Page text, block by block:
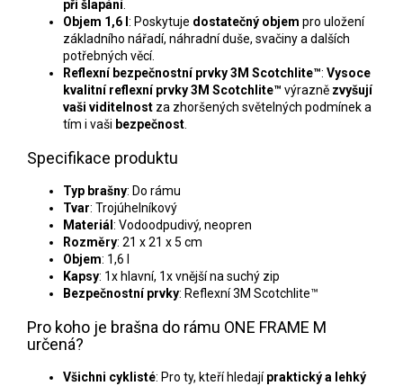
při šlapání.
Objem 1,6 l : Poskytuje dostatečný objem pro uložení
základního nářadí, náhradní duše, svačiny a dalších
potřebných věcí.
Reflexní bezpečnostní prvky 3M Scotchlite™: Vysoce
kvalitní reflexní prvky 3M Scotchlite™ výrazně zvyšují
vaši viditelnost za zhoršených světelných podmínek a
tím i vaši bezpečnost
Specifikace produktu
Typ brašny: Do rámu
Tvar: Trojúhelníkový
Materiál : Vodoodpudivý, neopren
Rozměry: 21 x 21 x 5 cm
Objem: 1,6 l
Kapsy: 1x hlavní, 1x vnější na suchý zip
Bezpečnostní prvky: Reflexní 3M Scotchlite™
Pro koho je brašna do rámu ONE FRAME M
určená?
Všichni cyklisté: Pro ty, kteří hledajípraktický a lehký